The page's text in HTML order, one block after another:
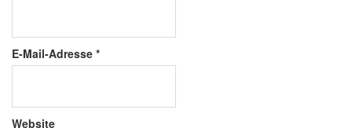
E-Mail-Adresse *
Website